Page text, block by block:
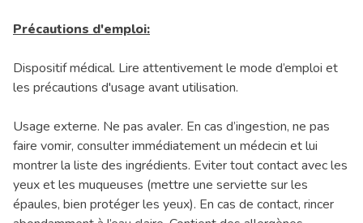
Précautions d'emploi:
Dispositif médical. Lire attentivement le mode d’emploi et
les précautions d'usage avant utilisation.
Usage externe. Ne pas avaler. En cas d’ingestion, ne pas
faire vomir, consulter immédiatement un médecin et lui
montrer la liste des ingrédients. Eviter tout contact avec les
yeux et les muqueuses (mettre une serviette sur les
épaules, bien protéger les yeux). En cas de contact, rincer